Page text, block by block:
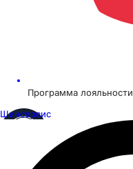
Программа лояльности
Шинсервис